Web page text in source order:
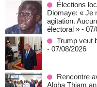
Élections
Diomaye: « Je
agitation.
électoral » - 07/
Trump veut
- 07/08/2026
Rencontre
Alpha Thiam